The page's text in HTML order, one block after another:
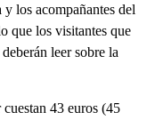
los acompañantes del
que los visitantes que
leer sobre la
43 euros (45